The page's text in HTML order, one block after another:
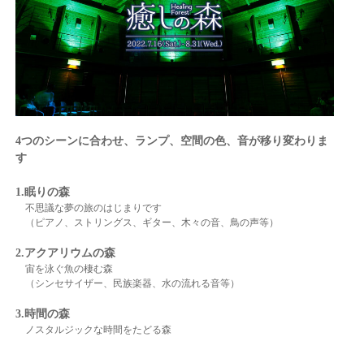
4つのシーンに合わせ、ランプ、空間の色、音が移り変わりま
す
1.眠りの森
不思議な夢の旅のはじまりです
（ピアノ、ストリングス、ギター、木々の音、鳥の声等）
2.アクアリウムの森
宙を泳ぐ魚の棲む森
（シンセサイザー、民族楽器、水の流れる音等）
3.時間の森
ノスタルジックな時間をたどる森